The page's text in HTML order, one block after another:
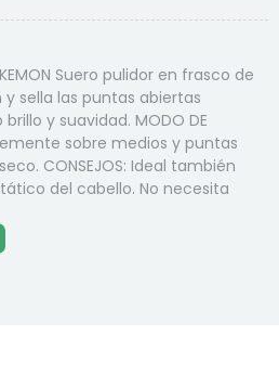
KEMON Suero pulidor en frasco de
sella las puntas abiertas
y suavidad. MODO DE
sobre medios y puntas
CONSEJOS: Ideal también
del cabello. No necesita